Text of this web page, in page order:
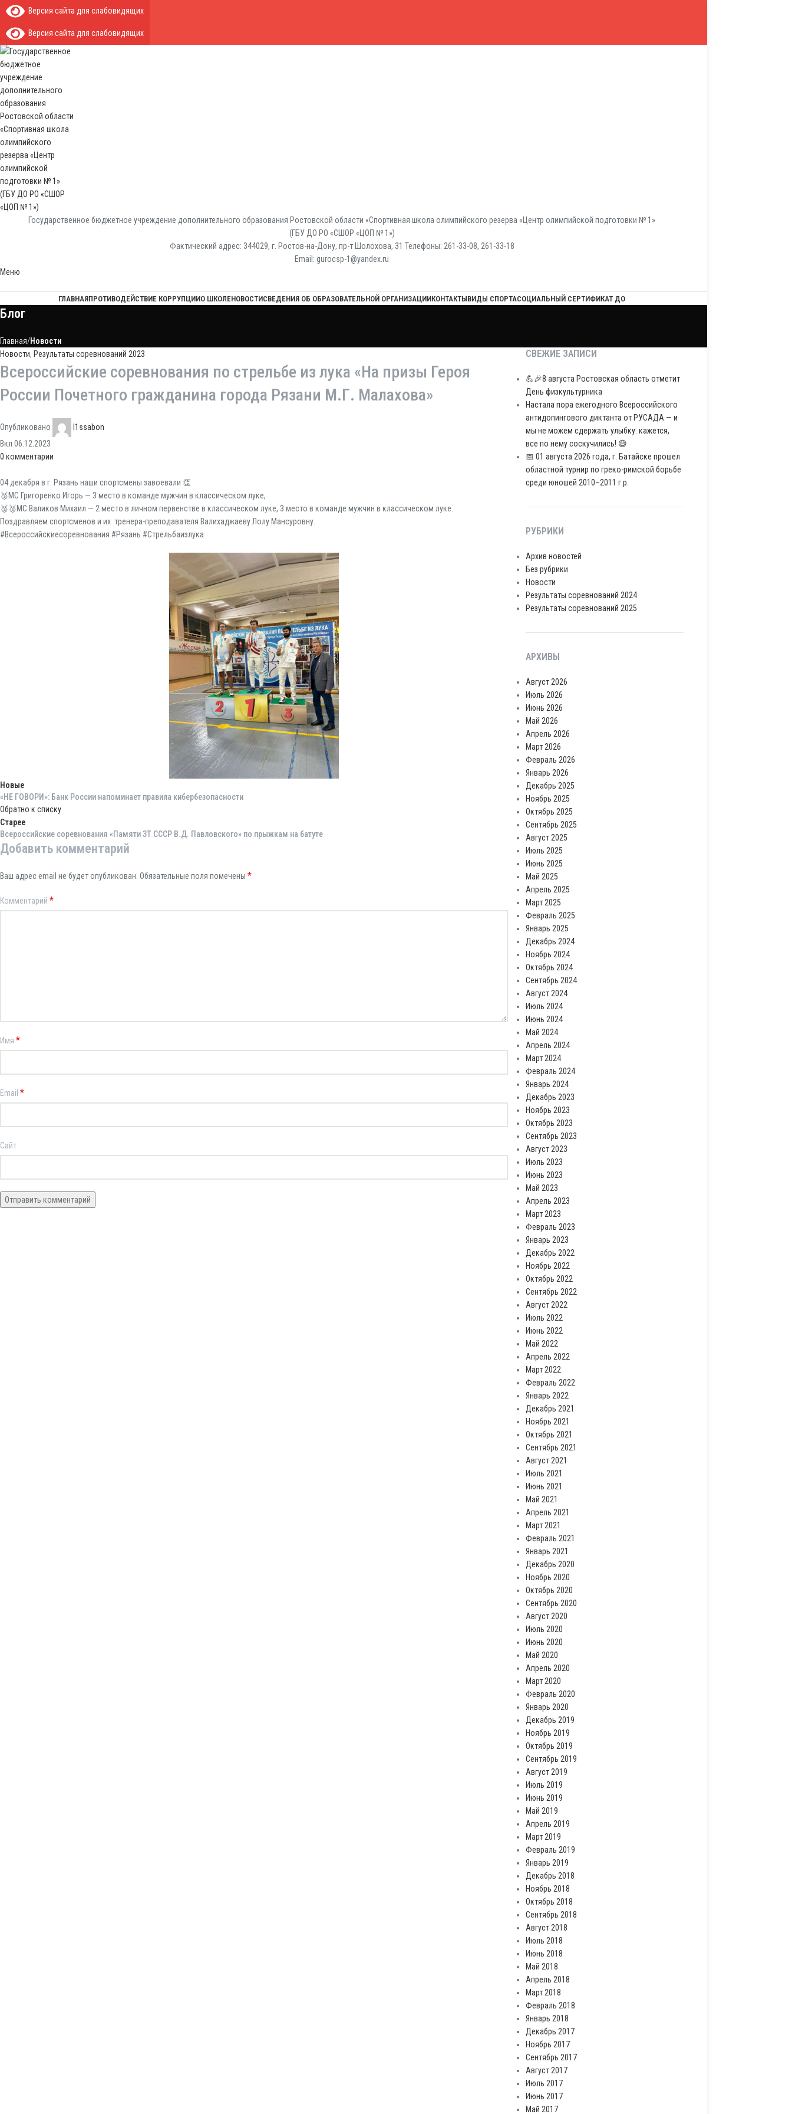
Версия сайта для слабовидящих
Версия сайта для слабовидящих
Государственное бюджетное учреждение дополнительного образования Ростовской области «Спортивная школа олимпийского резерва «Центр олимпийской подготовки № 1»
(ГБУ ДО РО «СШОР «ЦОП № 1»)
Фактический адрес: 344029, г. Ростов-на-Дону, пр-т Шолохова, 31 Телефоны: 261-33-08, 261-33-18
Email: gurocsp-1@yandex.ru
Меню
ГЛАВНАЯПРОТИВОДЕЙСТВИЕ КОРРУПЦИИО ШКОЛЕНОВОСТИСВЕДЕНИЯ ОБ ОБРАЗОВАТЕЛЬНОЙ ОРГАНИЗАЦИИКОНТАКТЫВИДЫ СПОРТАСОЦИАЛЬНЫЙ СЕРТИФИКАТ ДО
Блог
Главная Новости
Новости, Результаты соревнований 2023
Всероссийские соревнования по стрельбе из лука «На призы Героя
России Почетного гражданина города Рязани М.Г. Малахова»
Опубликовано
l1ssabon
Вкл 06.12.2023
0 комментарии
04 декабря в г. Рязань наши спортсмены завоевали 👏
🥉МС Григоренко Игорь — 3 место в команде мужчин в классическом луке,
🥈🥉МС Валиков Михаил — 2 место в личном первенстве в классическом луке, 3 место в команде мужчин в классическом луке.
Поздравляем спортсменов и их тренера-преподавателя Валихаджаеву Лолу Мансуровну.
#Всероссийскиесоревнования #Рязань #Стрельбаизлука
Новые
«НЕ ГОВОРИ»: Банк России напоминает правила кибербезопасности
Обратно к списку
Старее
Всероссийские соревнования «Памяти ЗТ СССР В.Д. Павловского» по прыжкам на батуте
Добавить комментарий
Ваш адрес email не будет опубликован. Обязательные поля помечены *
Комментарий *
Имя *
Email *
Сайт
СВЕЖИЕ ЗАПИСИ
💪🎉8 августа Ростовская область отметит
День физкультурника
Настала пора ежегодного Всероссийского
антидопингового диктанта от РУСАДА — и
мы не можем сдержать улыбку: кажется,
все по нему соскучились! 😄
📅 01 августа 2026 года, г. Батайске прошел
областной турнир по греко-римской борьбе
среди юношей 2010–2011 г.р.
РУБРИКИ
Архив новостей
Без рубрики
Новости
Результаты соревнований 2024
Результаты соревнований 2025
АРХИВЫ
Август 2026
Июль 2026
Июнь 2026
Май 2026
Апрель 2026
Март 2026
Февраль 2026
Январь 2026
Декабрь 2025
Ноябрь 2025
Октябрь 2025
Сентябрь 2025
Август 2025
Июль 2025
Июнь 2025
Май 2025
Апрель 2025
Март 2025
Февраль 2025
Январь 2025
Декабрь 2024
Ноябрь 2024
Октябрь 2024
Сентябрь 2024
Август 2024
Июль 2024
Июнь 2024
Май 2024
Апрель 2024
Март 2024
Февраль 2024
Январь 2024
Декабрь 2023
Ноябрь 2023
Октябрь 2023
Сентябрь 2023
Август 2023
Июль 2023
Июнь 2023
Май 2023
Апрель 2023
Март 2023
Февраль 2023
Январь 2023
Декабрь 2022
Ноябрь 2022
Октябрь 2022
Сентябрь 2022
Август 2022
Июль 2022
Июнь 2022
Май 2022
Апрель 2022
Март 2022
Февраль 2022
Январь 2022
Декабрь 2021
Ноябрь 2021
Октябрь 2021
Сентябрь 2021
Август 2021
Июль 2021
Июнь 2021
Май 2021
Апрель 2021
Март 2021
Февраль 2021
Январь 2021
Декабрь 2020
Ноябрь 2020
Октябрь 2020
Сентябрь 2020
Август 2020
Июль 2020
Июнь 2020
Май 2020
Апрель 2020
Март 2020
Февраль 2020
Январь 2020
Декабрь 2019
Ноябрь 2019
Октябрь 2019
Сентябрь 2019
Август 2019
Июль 2019
Июнь 2019
Май 2019
Апрель 2019
Март 2019
Февраль 2019
Январь 2019
Декабрь 2018
Ноябрь 2018
Октябрь 2018
Сентябрь 2018
Август 2018
Июль 2018
Июнь 2018
Май 2018
Апрель 2018
Март 2018
Февраль 2018
Январь 2018
Декабрь 2017
Ноябрь 2017
Сентябрь 2017
Август 2017
Июль 2017
Июнь 2017
Май 2017